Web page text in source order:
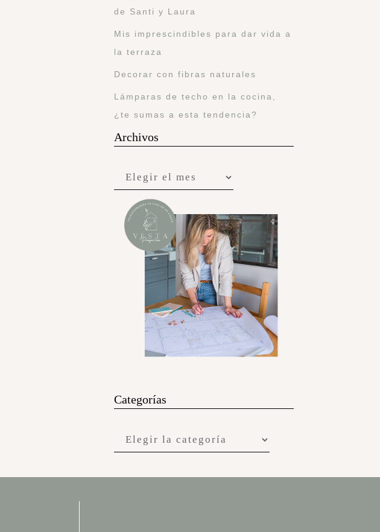
de Santi y Laura
Mis imprescindibles para dar vida a
la terraza
Decorar con fibras naturales
Lámparas de techo en la cocina,
¿te sumas a esta tendencia?
Archivos
Categorías